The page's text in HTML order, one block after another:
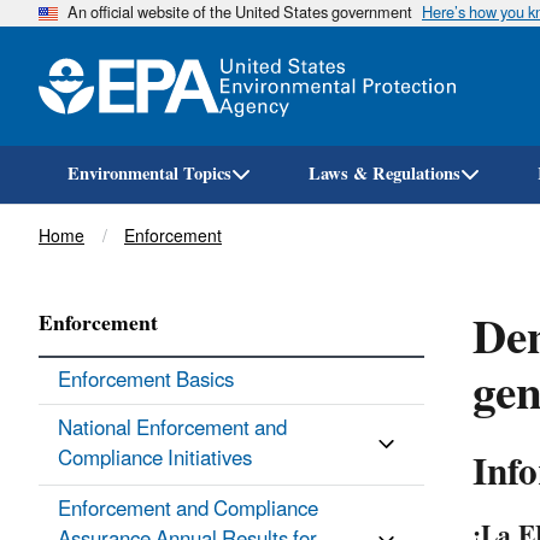
An official website of the United States government Here’s how you
Environmental Topics Laws & Regulations
Breadcrumb
Home Enforcement
Enforcement
Enforcement Basics
National Enforcement and
Compliance Initiatives
Enforcement and Compliance